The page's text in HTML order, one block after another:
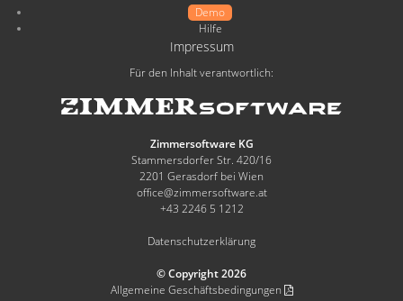
Demo
Hilfe
Impressum
Für den Inhalt verantwortlich:
Zimmersoftware KG
Stammersdorfer Str. 420/16
2201 Gerasdorf bei Wien
office@zimmersoftware.at
+43 2246 5 1212
Datenschutzerklärung
© Copyright 2026
Allgemeine Geschäftsbedingungen